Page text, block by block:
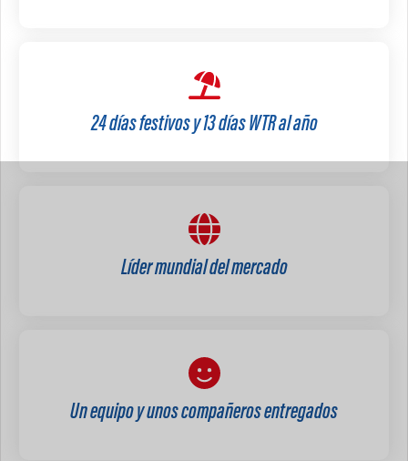
24 días festivos y 13 días WTR al año
Líder mundial del mercado
Un equipo y unos compañeros entregados